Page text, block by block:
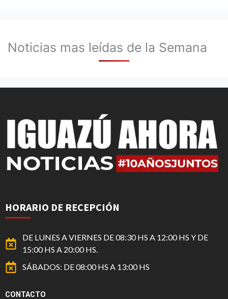
Noticias mas leídas de la Semana
HORARIO DE RECEPCIÓN
DE LUNES A VIERNES DE 08:30 HS A 12:00 HS Y DE
15:00 HS A 20:00 HS.
SÁBADOS: DE 08:00 HS A 13:00 HS
CONTACTO